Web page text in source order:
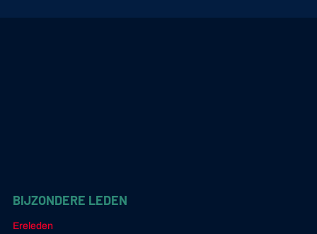
BIJZONDERE LEDEN
Ereleden